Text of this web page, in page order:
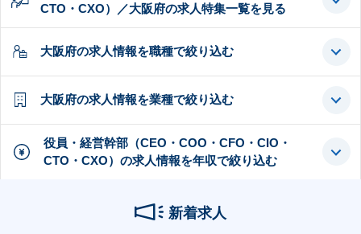
CTO・CXO）／大阪府の求人特集一覧を見る
大阪府の求人情報を職種で絞り込む
大阪府の求人情報を業種で絞り込む
役員・経営幹部（CEO・COO・CFO・CIO・
CTO・CXO）の求人情報を年収で絞り込む
新着求人